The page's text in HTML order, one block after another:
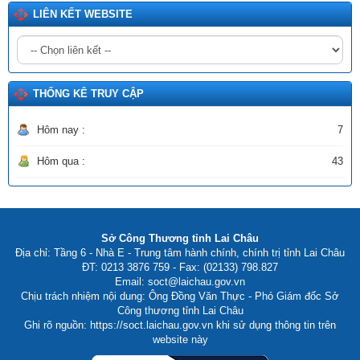
Số:2511/SCT-QLCN
Tên:
BCT ngày 08/6/2026 của Bộ Công Thương phê duyệt Đề án
phát triển công nghiệp sinh học thành ngành kinh tế - kỹ thuật
lĩnh vực Công Thương)
Ngày ban hành: (20/06/2026)
LIÊN KẾT WEBSITE
THỐNG KÊ TRUY CẬP
Hôm nay : 7
Hôm qua : 43
Sở Công Thương tỉnh Lai Châu
Địa chỉ: Tầng 6 - Nhà E - Trung tâm hành chính, chính trị tỉnh Lai Châu
ĐT: 0213 3876 759 - Fax: (02133) 798.827
Email: soct@laichau.gov.vn
Chịu trách nhiệm nội dung: Ông Đồng Văn Thực - Phó Giám đốc Sở
Công thương tỉnh Lai Châu
Ghi rõ nguồn: https://soct.laichau.gov.vn khi sử dụng thông tin trên
website này